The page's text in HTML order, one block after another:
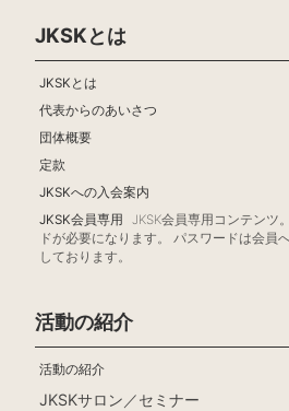
JKSKとは
JKSKとは
代表からのあいさつ
団体概要
定款
JKSKへの入会案内
JKSK会員専用
JKSK会員専用コンテンツ
ドが必要になります。 パスワードは会員
しております。
活動の紹介
活動の紹介
JKSKサロン／セミナー